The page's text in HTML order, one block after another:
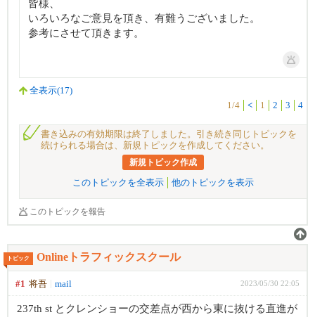
皆様、
いろいろなご意見を頂き、有難うございました。
参考にさせて頂きます。
全表示(17)
1/4
< 1 2 3 4
書き込みの有効期限は終了しました。引き続き同じトピックを
続けられる場合は、新規トピックを作成してください。
新規トピック作成
このトピックを全表示 他のトピックを表示
このトピックを報告
トピック Onlineトラフィックスクール
#1 将吾 mail 2023/05/30 22:05
237th st とクレンショーの交差点が西から東に抜ける直進が